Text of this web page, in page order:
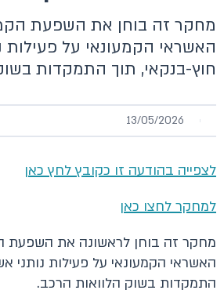
מחקר זה בוחן את השפעת
האשראי הקמעונאי על פעילות
חוץ-בנקאי, תוך התמקדות
13/05/2026
לצפייה בהודעה זו כקובץ לחץ כאן
למחקר לחצו כאן
מחקר זה בוחן לראשונה את השפעת
האשראי הקמעונאי על פעילות נותני
התמקדות בשוק הלוואות הרכב.